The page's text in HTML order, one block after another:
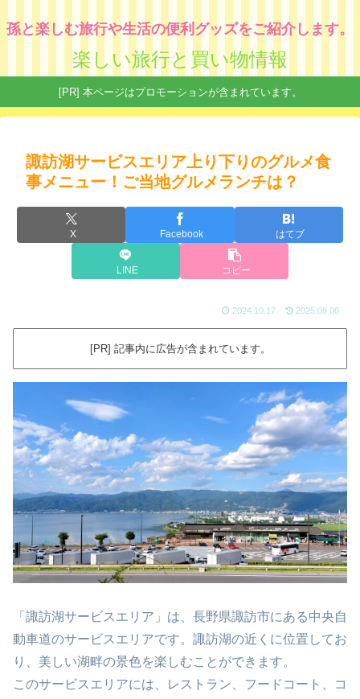
孫と楽しむ旅行や生活の便利グッズをご紹介します。
楽しい旅行と買い物情報
[PR] 本ページはプロモーションが含まれています。
諏訪湖サービスエリア上り下りのグルメ食
事メニュー！ご当地グルメランチは？
X Facebook はてブ
LINE コピー
2024.10.17 2025.08.06
[PR] 記事内に広告が含まれています。
「諏訪湖サービスエリア」は、長野県諏訪市にある中央自
動車道のサービスエリアです。諏訪湖の近くに位置してお
り、美しい湖畔の景色を楽しむことができます。
このサービスエリアには、レストラン、フードコート、コ